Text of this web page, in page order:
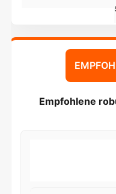
Empfohlene